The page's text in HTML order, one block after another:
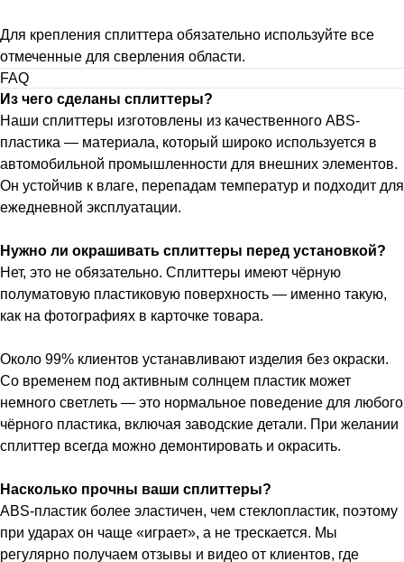
Для крепления сплиттера обязательно используйте все
отмеченные для сверления области.
FAQ
Из чего сделаны сплиттеры?
Наши сплиттеры изготовлены из качественного ABS-
пластика — материала, который широко используется в
автомобильной промышленности для внешних элементов.
Он устойчив к влаге, перепадам температур и подходит для
ежедневной эксплуатации.
Нужно ли окрашивать сплиттеры перед установкой?
Нет, это не обязательно. Сплиттеры имеют чёрную
полуматовую пластиковую поверхность — именно такую,
как на фотографиях в карточке товара.
Около 99% клиентов устанавливают изделия без окраски.
Со временем под активным солнцем пластик может
немного светлеть — это нормальное поведение для любого
чёрного пластика, включая заводские детали. При желании
сплиттер всегда можно демонтировать и окрасить.
Насколько прочны ваши сплиттеры?
ABS-пластик более эластичен, чем стеклопластик, поэтому
при ударах он чаще «играет», а не трескается. Мы
регулярно получаем отзывы и видео от клиентов, где